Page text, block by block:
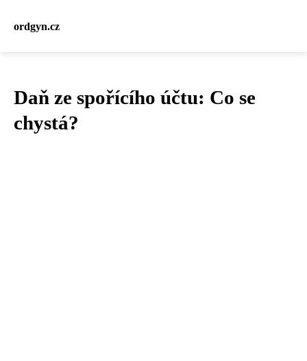
ordgyn.cz
Daň ze spořícího účtu: Co se
chystá?